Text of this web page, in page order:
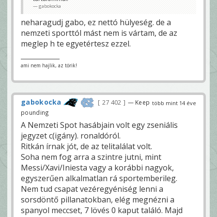
gabokocka
neharagudj gabo, ez nettó hülyeség. de a
nemzeti sporttól mást nem is vártam, de az
meglep h te egyetértesz ezzel.
ami nem hajlik, az törik!
több mint 14 éve
gabokocka 27 402
— Keep
pounding
A Nemzeti Spot hasábjain volt egy zseniális
jegyzet c(igány). ronaldóról.
Ritkán írnak jót, de az telitalálat volt.
Soha nem fog arra a szintre jutni, mint
Messi/Xavi/Iniesta vagy a korábbi nagyok,
egyszerűen alkalmatlan rá sportemberileg.
Nem tud csapat vezéregyéniség lenni a
sorsdöntő pillanatokban, elég megnézni a
spanyol meccset, 7 lövés 0 kaput találó. Majd